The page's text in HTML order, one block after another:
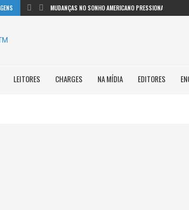
MUDANÇAS NO SONHO AMERICANO PRESSIONAM
LEITORES CHARGES NA MÍDIA EDITORES